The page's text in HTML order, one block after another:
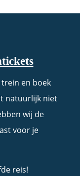
en boek
natuurlijk niet
wij de
voor je
reis!